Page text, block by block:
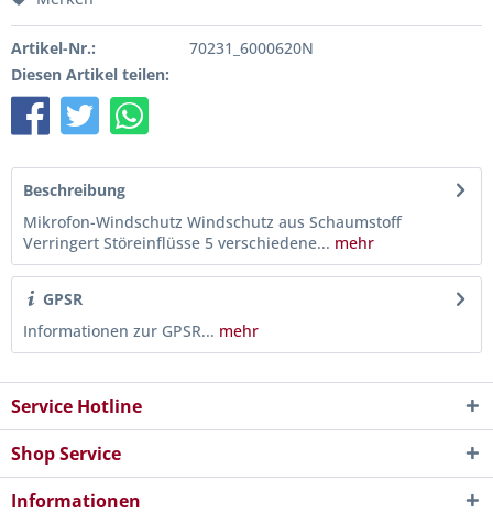
Artikel-Nr.:
70231_6000620N
Diesen Artikel teilen:
Beschreibung
Mikrofon-Windschutz Windschutz aus Schaumstoff
Verringert Störeinflüsse 5 verschiedene... mehr
GPSR
Informationen zur GPSR... mehr
Service Hotline
Shop Service
Informationen